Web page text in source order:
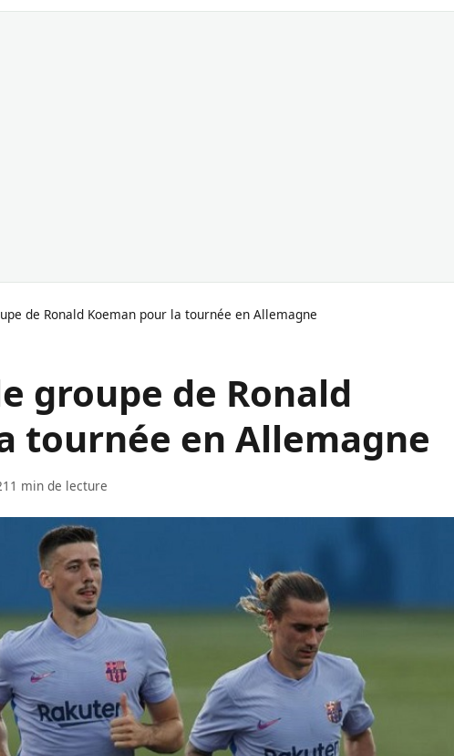
de Ronald Koeman pour la tournée en Allemagne
groupe de Ronald
tournée en Allemagne
1 min de lecture